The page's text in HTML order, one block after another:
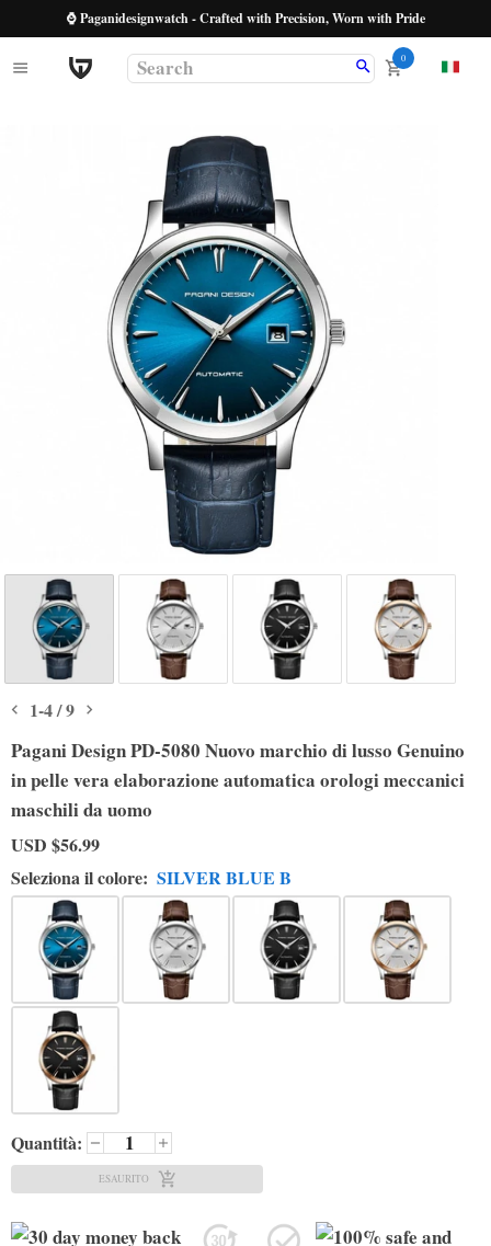
⌚ Paganidesignwatch - Crafted with Precision, Worn with Pride
0
1-4/9
Pagani Design PD-5080 Nuovo marchio di lusso Genuino
in pelle vera elaborazione automatica orologi meccanici
maschili da uomo
USD $56.99
Seleziona il colore: SILVER BLUE B
Quantità:
ESAURITO